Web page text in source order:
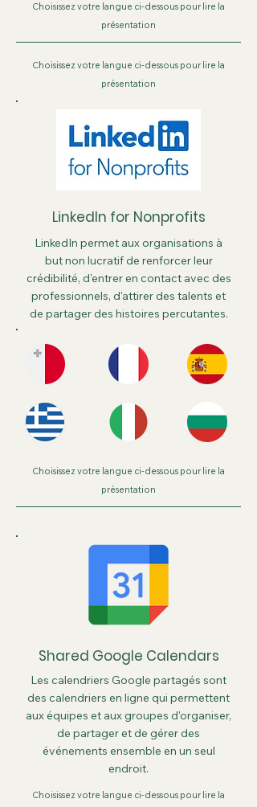
Choisissez votre langue ci-dessous pour lire la
présentation
Choisissez votre langue ci-dessous pour lire la
présentation
LinkedIn for Nonprofits
LinkedIn permet aux organisations à
but non lucratif de renforcer leur
crédibilité, d'entrer en contact avec des
professionnels, d'attirer des talents et
de partager des histoires percutantes.
Choisissez votre langue ci-dessous pour lire la
présentation
Shared Google Calendars
Les calendriers Google partagés sont
des calendriers en ligne qui permettent
aux équipes et aux groupes d'organiser,
de partager et de gérer des
événements ensemble en un seul
endroit.
Choisissez votre langue ci-dessous pour lire la